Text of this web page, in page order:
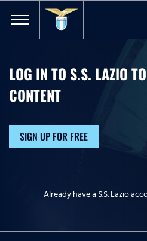
LOG IN TO S.S. LAZIO
CONTENT
SIGN UP FOR FREE
Already have a S.S. Lazio